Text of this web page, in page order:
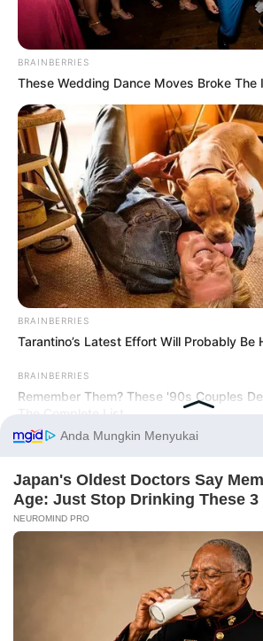
Tampil Lebih Modern, 7 Potret
Hasil Renovasi Rumah Berusia
90 Tahun
PRIVACY POLICY DISCLAIMER
BRAINBERRIES
These Wedding Dance Moves Broke The
BRAINBERRIES
Tarantino’s Latest Effort Will Probably Be
BRAINBERRIES
Remember Them? These '90s Couples
Before You Go